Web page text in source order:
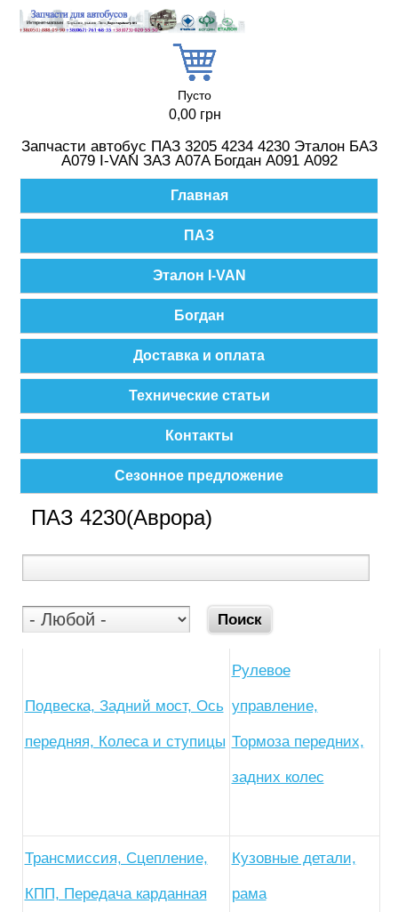
Пусто
0,00 грн
Запчасти автобус ПАЗ 3205 4234 4230 Эталон БАЗ
А079 I-VAN ЗАЗ A07A Богдан А091 А092
Главная
ПАЗ
Эталон I-VAN
Богдан
Доставка и оплата
Технические статьи
Контакты
Сезонное предложение
ПАЗ 4230(Аврора)
Подвеска, Задний мост, Ось
передняя, Колеса и ступицы
Рулевое
управление,
Тормоза передних,
задних колес
Трансмиссия, Сцепление,
КПП, Передача карданная
Кузовные детали,
рама